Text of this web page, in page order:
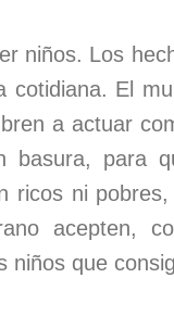
niños. Los
cotidiana. El
a actuar
basura, para
ricos ni
acepten,
niños que